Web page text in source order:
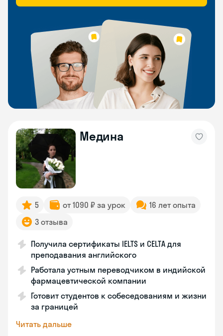
Медина
5 от 1090 ₽ за урок
16 лет опыта
3 отзыва
Получила сертификаты IELTS и CELTA для
преподавания английского
Работала устным переводчиком в индийской
фармацевтической компании
Готовит студентов к собеседованиям и жизни
за границей
Читать дальше